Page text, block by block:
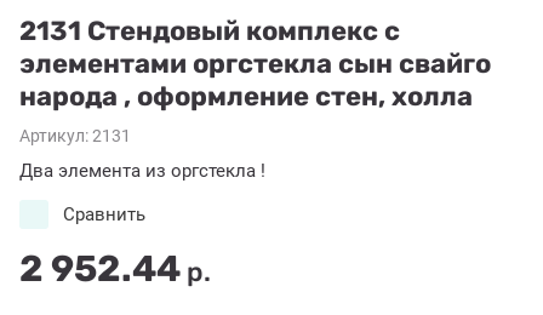
2131 Стендовый комплекс с
элементами оргстекла сын свайго
народа , оформление стен, холла
Артикул:2131
Два элемента из оргстекла !
2 952.44 р.
Сравнить